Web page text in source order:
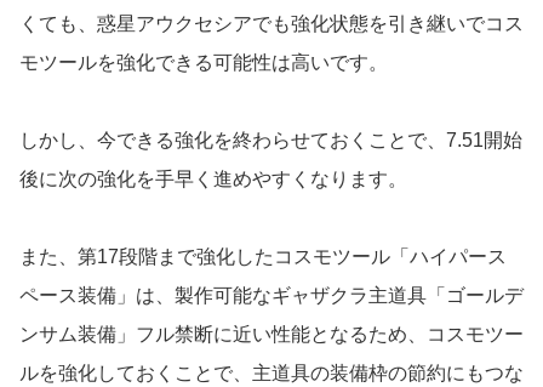
くても、惑星アウクセシアでも強化状態を引き継いでコス
モツールを強化できる可能性は高いです。
しかし、今できる強化を終わらせておくことで、7.51開始
後に次の強化を手早く進めやすくなります。
また、第17段階まで強化したコスモツール「ハイパース
ペース装備」は、製作可能なギャザクラ主道具「ゴールデ
ンサム装備」フル禁断に近い性能となるため、コスモツー
ルを強化しておくことで、主道具の装備枠の節約にもつな